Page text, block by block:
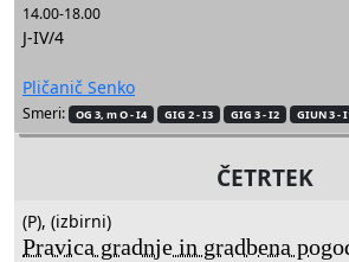
14.00-18.00
J-IV/4
Pličanič Senko
Smeri: OG 3, m O - I4 GIG 2 - I3 GIG 3 - I2 GIUN 3 -
ČETRTEK
(P), (izbirni)
Pravica gradnje in gradbena